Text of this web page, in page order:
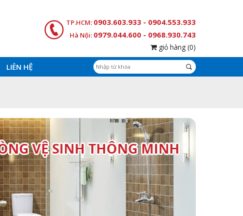
TP.HCM: 0903.603.933 - 0904.553.933
Hà Nội: 0979.044.600 - 0968.930.743
giỏ hàng (0)
LIÊN HỆ